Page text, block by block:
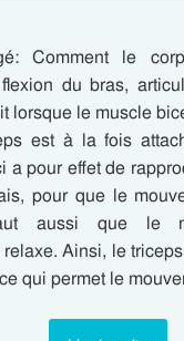
Comment le
du bras,
lorsque le muscle
est à la fois
a pour effet de
pour que le
aussi que le
Ainsi, le
qui permet le